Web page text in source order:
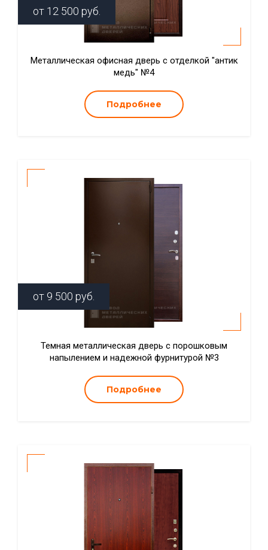
от 12 500 руб.
Металлическая офисная дверь с отделкой "антик
медь" №4
Подробнее
от 9 500 руб.
Темная металлическая дверь с порошковым
напылением и надежной фурнитурой №3
Подробнее